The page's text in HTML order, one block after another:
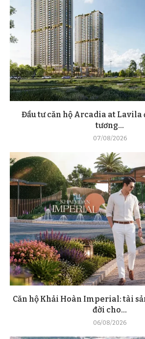
Đầu tư căn hộ Arcadia at Lavila
tương...
07/08/2026
Căn hộ Khải Hoàn Imperial: tài
đời cho...
06/08/2026